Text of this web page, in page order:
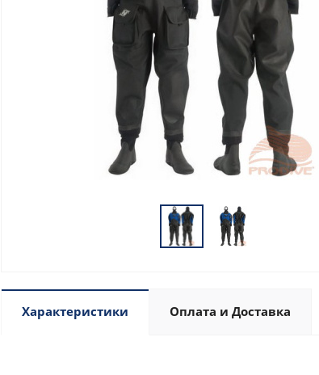
Характеристики Оплата и Доставка